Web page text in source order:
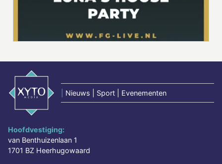
Nieuws | Sport | Evenementen
Hoofdvestiging:
van Benthuizenlaan 1
1701 BZ Heerhugowaard